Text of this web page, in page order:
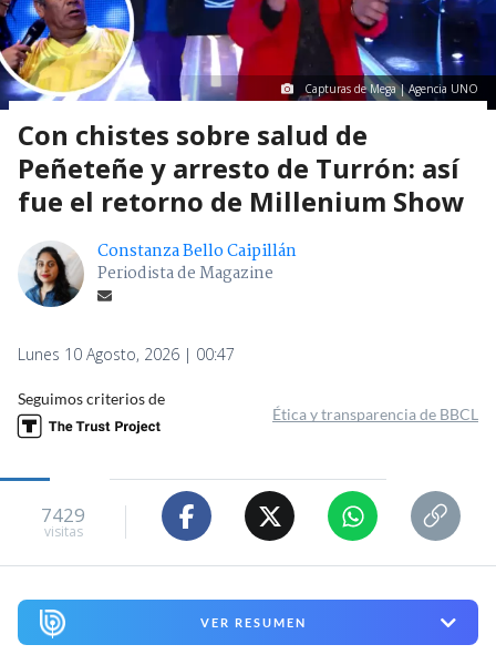
Capturas de Mega | Agencia UNO
Con chistes sobre salud de
Peñeteñe y arresto de Turrón: así
fue el retorno de Millenium Show
Constanza Bello Caipillán
Periodista de Magazine
Lunes 10 Agosto, 2026 | 00:47
Seguimos criterios de
Ética y transparencia de BBCL
7429
visitas
VER RESUMEN